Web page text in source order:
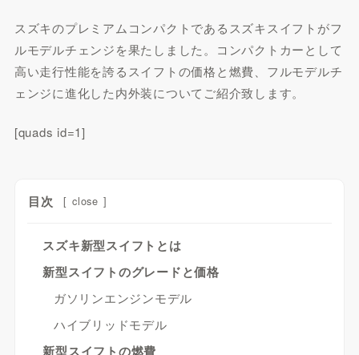
スズキのプレミアムコンパクトであるスズキスイフトがフ
ルモデルチェンジを果たしました。コンパクトカーとして
高い走行性能を誇るスイフトの価格と燃費、フルモデルチ
ェンジに進化した内外装についてご紹介致します。
[quads id=1]
目次 [ close ]
スズキ新型スイフトとは
新型スイフトのグレードと価格
ガソリンエンジンモデル
ハイブリッドモデル
新型スイフトの燃費